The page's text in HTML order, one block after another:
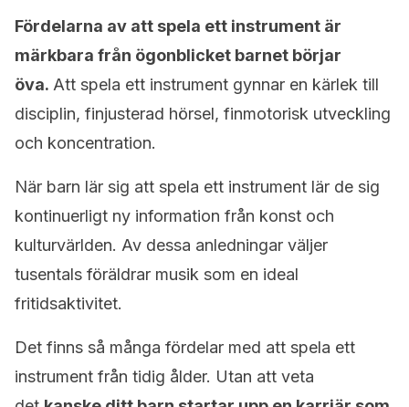
Fördelarna av att spela ett instrument är
märkbara från ögonblicket barnet börjar
öva. Att spela ett instrument gynnar en kärlek till
disciplin, finjusterad hörsel, finmotorisk utveckling
och koncentration.
När barn lär sig att spela ett instrument lär de sig
kontinuerligt ny information från konst och
kulturvärlden. Av dessa anledningar väljer
tusentals föräldrar musik som en ideal
fritidsaktivitet.
Det finns så många fördelar med att spela ett
instrument från tidig ålder. Utan att veta